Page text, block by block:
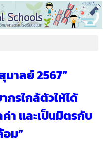
าลย์ 2567”
กรใกล้ตัวให้ได้
า และเป็นมิตรกับ
ม”